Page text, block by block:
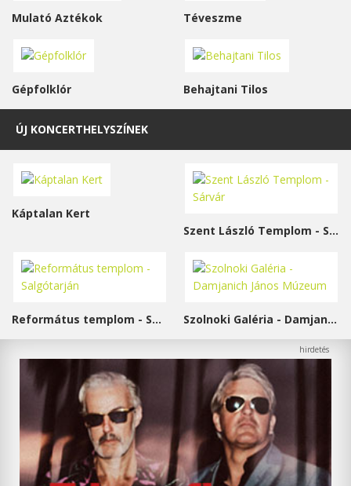
Mulató Aztékok Téveszme
Gépfolklór Behajtani Tilos
ÚJ KONCERTHELYSZÍNEK
Káptalan Kert
Szent László Templom - Sárvár
Református templom - Salgótarján Szolnoki Galéria - Damjanich János Múzeum